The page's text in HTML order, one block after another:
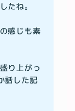
たね。
感じも素
り上がっ
話した記